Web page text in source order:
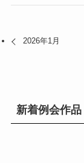
2026年1月
新着例会作品